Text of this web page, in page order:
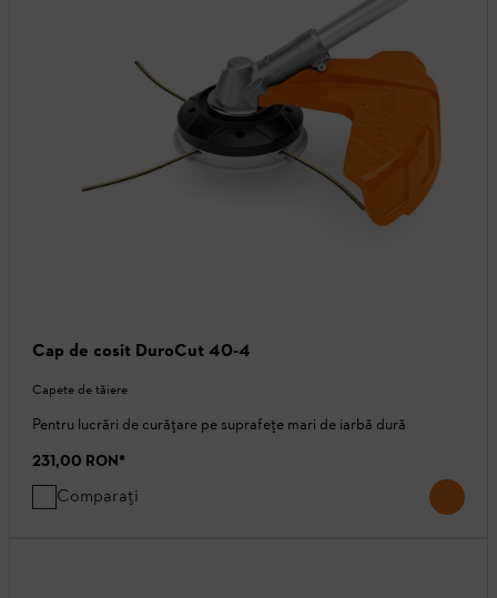
Cap de cosit DuroCut 40-4
Capete de tăiere
Pentru lucrări de curățare pe suprafețe mari de iarbă dură
231,00 RON*
Comparați